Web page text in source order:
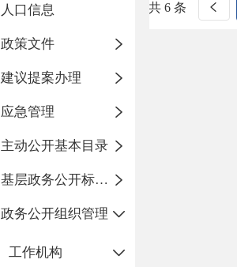
人口信息
政策文件
建议提案办理
应急管理
主动公开基本目录
基层政务公开标准化规范化
政务公开组织管理
工作机构
共 6 条